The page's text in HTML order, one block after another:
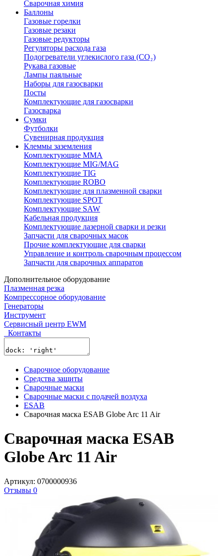
Сварочная химия
Баллоны
Газовые горелки
Газовые резаки
Газовые редукторы
Регуляторы расхода газа
Подогреватели углекислого газа (CO₂)
Рукава газовые
Лампы паяльные
Наборы для газосварки
Посты
Комплектующие для газосварки
Газосварка
Сумки
Футболки
Сувенирная продукция
Клеммы заземления
Комплектующие ММА
Комплектующие MIG/MAG
Комплектующие TIG
Комплектующие ROBO
Комплектующие для плазменной сварки
Комплектующие SPOT
Комплектующие SAW
Кабельная продукция
Комплектующие лазерной сварки и резки
Запчасти для сварочных масок
Прочие комплектующие для сварки
Управление и контроль сварочным процессом
Запчасти для сварочных аппаратов
Дополнительное оборудование
Плазменная резка
Компрессорное оборудование
Генераторы
Инструмент
Сервисный центр EWM
Контакты
Сварочное оборудование
Средства защиты
Сварочные маски
Сварочные маски с подачей воздуха
ESAB
Сварочная маска ESAB Globe Arc 11 Air
Сварочная маска ESAB
Globe Arc 11 Air
Артикул: 0700000936
Отзывы 0